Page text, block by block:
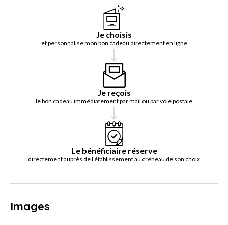
Je choisis
et personnalise mon bon cadeau directement en ligne
Je reçois
le bon cadeau immédiatement par mail ou par voie postale
Le bénéficiaire réserve
directement auprès de l'établissement au créneau de son choix
Images